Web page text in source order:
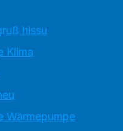
hissu
Klima
Wärmepumpe